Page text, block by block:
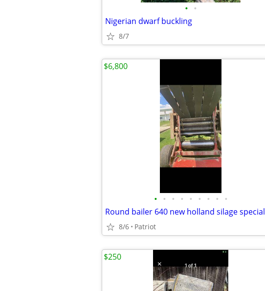
• •
Nigerian dwarf buckling
8/7
• • • • • • • • •
Round bailer 640 new holland silage special
8/6 Patriot
$6,800
$250